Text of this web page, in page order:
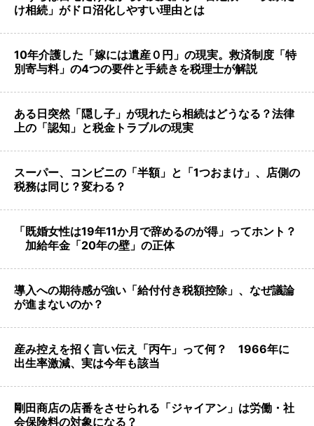
け相続」がドロ沼化しやすい理由とは
10年介護した「嫁には遺産０円」の現実。救済制度「特
別寄与料」の4つの要件と手続きを税理士が解説
ある日突然「隠し子」が現れたら相続はどうなる？法律
上の「認知」と税金トラブルの現実
スーパー、コンビニの「半額」と「1つおまけ」、店側の
税務は同じ？変わる？
「既婚女性は19年11か月で辞めるのが得」ってホント？
加給年金「20年の壁」の正体
導入への期待感が強い「給付付き税額控除」、なぜ議論
が進まないのか？
産み控えを招く言い伝え「丙午」って何？ 1966年に
出生率激減、実は今年も該当
剛田商店の店番をさせられる「ジャイアン」は労働・社
会保険料の対象になる？